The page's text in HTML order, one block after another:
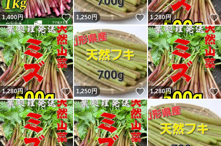
1,400円 いいね！
1,250円 いいね！
1,280円
1,280円 いいね！
1,250円 いいね！
1,280円